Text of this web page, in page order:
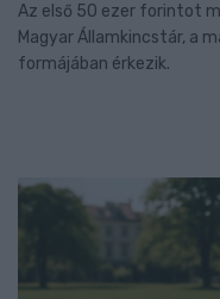
Az első 50 ezer forintot
Magyar Államkincstár, a
formájában érkezik.